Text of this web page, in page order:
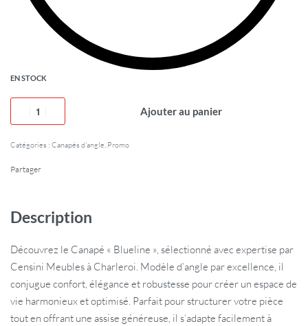
EN STOCK
Ajouter au panier
Catégories : Canapés d'angle, Promo
Partager
Description
Découvrez le Canapé « Blueline », sélectionné avec expertise par
Censini Meubles à Charleroi. Modèle d’angle par excellence, il
conjugue confort, élégance et robustesse pour créer un espace de
vie harmonieux et optimisé. Parfait pour structurer votre pièce
tout en offrant une assise généreuse, il s’adapte facilement à